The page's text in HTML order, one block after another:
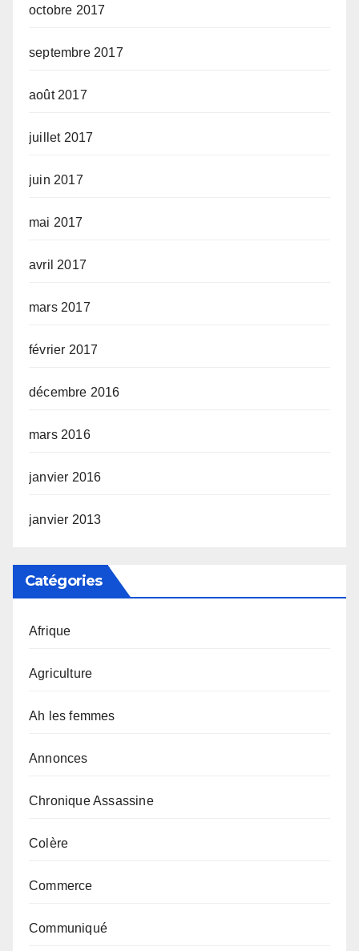
octobre 2017
septembre 2017
août 2017
juillet 2017
juin 2017
mai 2017
avril 2017
mars 2017
février 2017
décembre 2016
mars 2016
janvier 2016
janvier 2013
Catégories
Afrique
Agriculture
Ah les femmes
Annonces
Chronique Assassine
Colère
Commerce
Communiqué